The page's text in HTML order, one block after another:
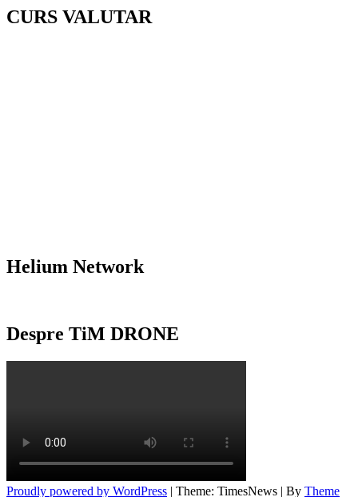
CURS VALUTAR
Helium Network
Despre TiM DRONE
Proudly powered by WordPress | Theme: TimesNews | By Theme